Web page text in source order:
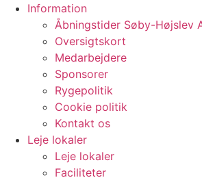
Information
Åbningstider Søby-Højslev
Oversigtskort
Medarbejdere
Sponsorer
Rygepolitik
Cookie politik
Kontakt os
Leje lokaler
Leje lokaler
Faciliteter